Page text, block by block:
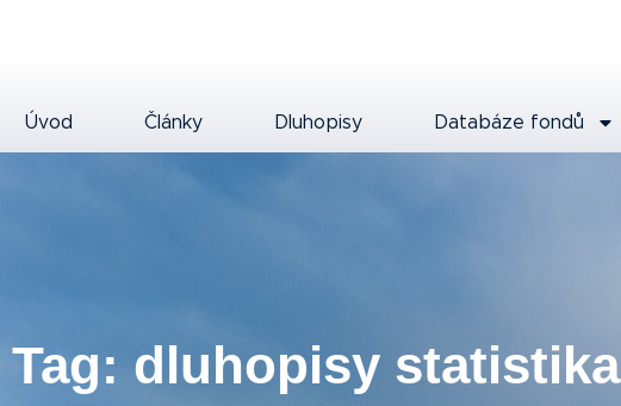
Úvod Články Dluhopisy Databáze fondů
Tag: dluhopisy statistika